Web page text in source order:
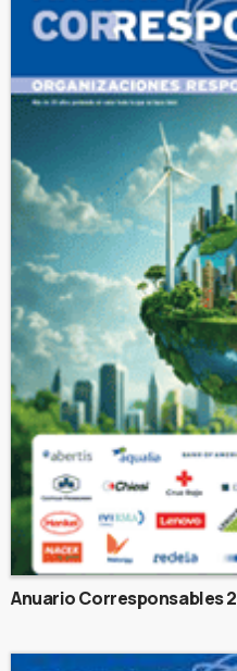
Anuario Corresponsables